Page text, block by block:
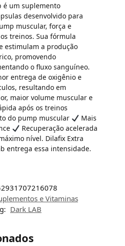
é um suplemento
desenvolvido para
muscular, força e
treinos. Sua fórmula
estimulam a produção
promovendo
o fluxo sanguíneo.
entrega de oxigênio e
resultando em
maior volume muscular e
após os treinos
do pump muscular
Mais
Recuperação acelerada
nível. Dilafix Extra
entrega essa intensidade.
e Vitaminas
Dark LAB